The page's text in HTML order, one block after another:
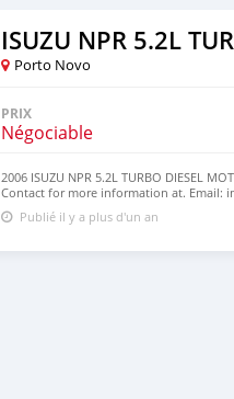
ISUZU NPR 5.2L
Porto Novo
PRIX
Négociable
2006 ISUZU NPR 5.2L TURBO DIESEL
Contact for more information at. Email:
https://dreamcars4u.org/ WhatsApp:
Publié il y a plus d'un an